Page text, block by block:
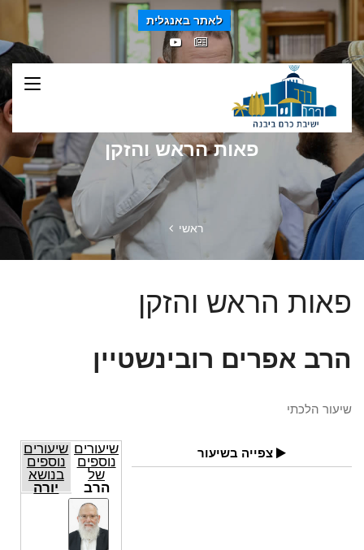
לאתר באנגלית
פאות הראש והזקן
ראשי
פאות הראש והזקן
הרב אפרים רובינשטיין
שיעור הלכתי
צפייה בשיעור
שיעורים
נוספים
של
הרב
אפרים
רובינשטיין
שיעורים
נוספים
בנושא
יורה